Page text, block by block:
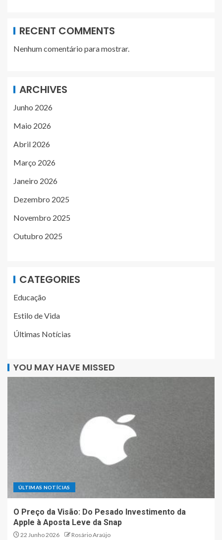
RECENT COMMENTS
Nenhum comentário para mostrar.
ARCHIVES
Junho 2026
Maio 2026
Abril 2026
Março 2026
Janeiro 2026
Dezembro 2025
Novembro 2025
Outubro 2025
CATEGORIES
Educação
Estilo de Vida
Últimas Notícias
YOU MAY HAVE MISSED
ÚLTIMAS NOTÍCIAS
O Preço da Visão: Do Pesado Investimento da
Apple à Aposta Leve da Snap
22 Junho 2026 Rosário Araújo